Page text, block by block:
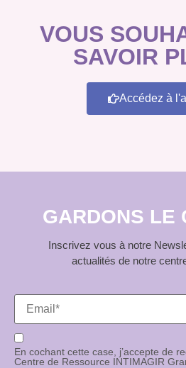
VOUS
SAVOIR
Accédez à
GARDONS LE
Inscrivez vous à notre
actualités de notre
En cochant cette case, j’accepte de
Centre de Ressource INTIMAGIR